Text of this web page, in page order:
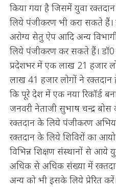
किया गया है जिसमें युवा
लिये पंजीकरण भी करा सकते
अरोग्य सेतु ऐप आदि अन्य
लिये पंजीकरण कर सकते हैं। डॉ0
प्रदेशभर में एक लाख 21 हजार
लाख 41 हजार लोगों ने
कि पूरे देश में एक नया रिकॉर्ड
जनवरी नेताजी सुभाष चन्द्र
रक्तदान के लिये पंजीकरण
रक्तदान के लिये शिविरों का
विभिन्न शिक्षण संस्थानों से आये
अधिक से अधिक संख्या में
अन्य को भी इसके लिये प्रेरित